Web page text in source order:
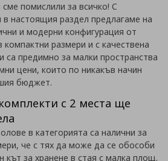
помислили за всичко! С
в настоящия раздел предлагаме на
и модерни конфигурация от
размери и с качествена
предимно за малки пространства
цени, които по никакъв начин
бюджет.
с 2 места ще
в категорията са налични за
че с тях да може да се обособи
кът за хранене в стая с малка площ.